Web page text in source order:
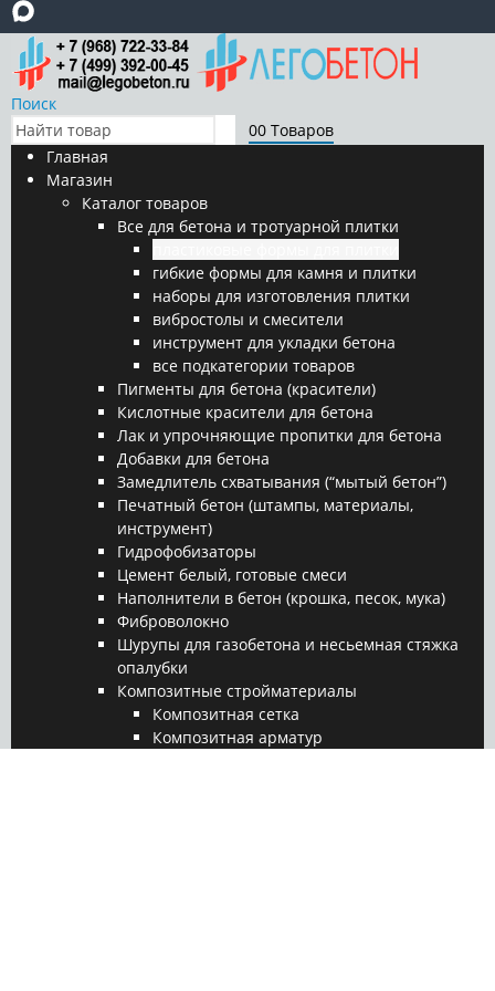
Поиск
00 Товаров
Главная
Магазин
Каталог товаров
Все для бетона и тротуарной плитки
гибкие формы для камня и плитки
наборы для изготовления плитки
вибростолы и смесители
инструмент для укладки бетона
все подкатегории товаров
Пигменты для бетона (красители)
Кислотные красители для бетона
Лак и упрочняющие пропитки для бетона
Добавки для бетона
Замедлитель схватывания (“мытый бетон”)
Печатный бетон (штампы, материалы,
инструмент)
Гидрофобизаторы
Цемент белый, готовые смеси
Наполнители в бетон (крошка, песок, мука)
Фиброволокно
Шурупы для газобетона и несьемная стяжка
опалубки
Композитные стройматериалы
Композитная сетка
Композитная арматур